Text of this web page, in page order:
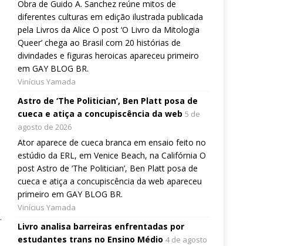
.
Obra de Guido A. Sanchez reúne mitos de
diferentes culturas em edição ilustrada publicada
pela Livros da Alice O post ‘O Livro da Mitologia
Queer’ chega ao Brasil com 20 histórias de
divindades e figuras heroicas apareceu primeiro
em GAY BLOG BR.
Vinícius Yamada
Astro de ‘The Politician’, Ben Platt posa de
cueca e atiça a concupiscência da web 5 de
agosto de 2026
Ator aparece de cueca branca em ensaio feito no
estúdio da ERL, em Venice Beach, na Califórnia O
post Astro de ‘The Politician’, Ben Platt posa de
cueca e atiça a concupiscência da web apareceu
primeiro em GAY BLOG BR.
Vinícius Yamada
Livro analisa barreiras enfrentadas por
estudantes trans no Ensino Médio 4 de agosto